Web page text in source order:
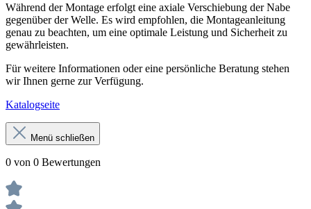
Während der Montage erfolgt eine axiale Verschiebung der Nabe
gegenüber der Welle. Es wird empfohlen, die Montageanleitung
genau zu beachten, um eine optimale Leistung und Sicherheit zu
gewährleisten.
Für weitere Informationen oder eine persönliche Beratung stehen
wir Ihnen gerne zur Verfügung.
Katalogseite
Menü schließen
0 von 0 Bewertungen